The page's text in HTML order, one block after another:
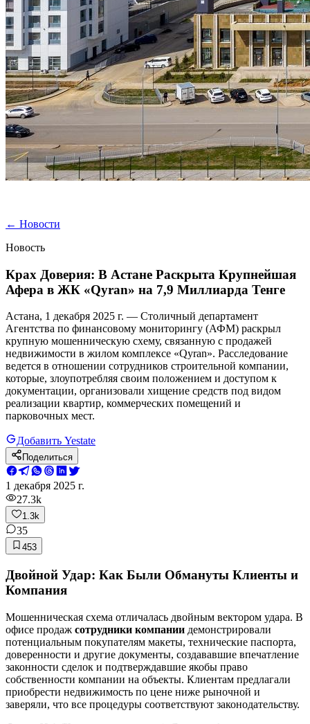
← Новости
Новость
Крах Доверия: В Астане Раскрыта Крупнейшая
Афера в ЖК «Qyran» на 7,9 Миллиарда Тенге
Астана, 1 декабря 2025 г. — Столичный департамент
Агентства по финансовому мониторингу (АФМ) раскрыл
крупную мошенническую схему, связанную с продажей
недвижимости в жилом комплексе «Qyran». Расследование
ведется в отношении сотрудников строительной компании,
которые, злоупотребляя своим положением и доступом к
документации, организовали хищение средств под видом
реализации квартир, коммерческих помещений и
парковочных мест.
Добавить Yestate
Поделиться
1 декабря 2025 г.
27.3k
1.3k
35
453
Двойной Удар: Как Были Обмануты Клиенты и
Компания
Мошенническая схема отличалась двойным вектором удара. В
офисе продаж сотрудники компании демонстрировали
потенциальным покупателям макеты, технические паспорта,
доверенности и другие документы, создававшие впечатление
законности сделок и подтверждавшие якобы право
собственности компании на объекты. Клиентам предлагали
приобрести недвижимость по цене ниже рыночной и
заверяли, что все процедуры соответствуют законодательству.